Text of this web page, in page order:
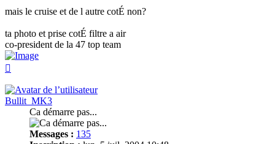
mais le cruise et de l autre cotÉ non?
ta photo et prise cotÉ filtre a air
co-president de la 47 top team
Bullit_MK3
Ca démarre pas...
Messages : 135